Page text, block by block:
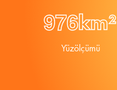
976km²
Yüzölçümü